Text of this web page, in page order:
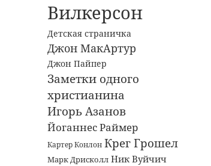
Вилкерсон
Детская страничка
Джон МакАртур
Джон Пайпер
Заметки одного
христианина
Игорь Азанов
Йоганнес Раймер
Картер Конлон Крег Грошел
Марк Дрисколл Ник Вуйчич